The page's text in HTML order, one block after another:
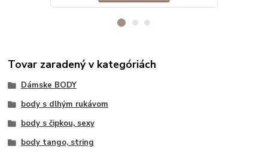
Tovar zaradený v kategóriách
Dámske BODY
body s dlhým rukávom
body s čipkou, sexy
body tango, string